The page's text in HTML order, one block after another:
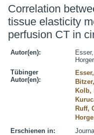
Correlation
tissue elasticity
perfusion CT in
Autor(en):
Tübinger
Autor(en):
Kolb,
Ruff,
Erschienen in: